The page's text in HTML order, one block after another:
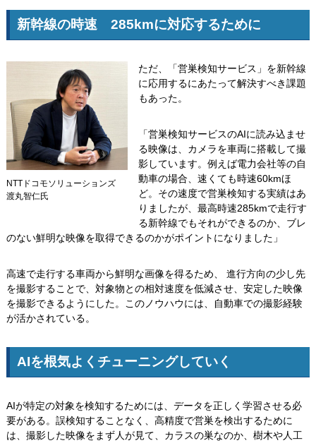
新幹線の時速 285kmに対応するために
NTTドコモソリューションズ
渡丸智仁氏
ただ、「営巣検知サービス」を新幹線
に応用するにあたって解決すべき課題
もあった。
「営巣検知サービスのAIに読み込ませ
る映像は、カメラを車両に搭載して撮
影しています。例えば電力会社等の自
動車の場合、速くても時速60kmほ
ど。その速度で営巣検知する実績はあ
りましたが、最高時速285kmで走行す
る新幹線でもそれができるのか、ブレ
のない鮮明な映像を取得できるのかがポイントになりました」
高速で走行する車両から鮮明な画像を得るため、 進行方向の少し先
を撮影することで、対象物との相対速度を低減させ、安定した映像
を撮影できるようにした。このノウハウには、自動車での撮影経験
が活かされている。
AIを根気よくチューニングしていく
AIが特定の対象を検知するためには、データを正しく学習させる必
要がある。誤検知することなく、高精度で営巣を検出するために
は、撮影した映像をまず人が見て、カラスの巣なのか、樹木や人工